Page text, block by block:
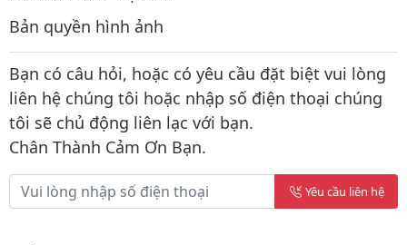
Bản quyền hình ảnh
Bạn có câu hỏi, hoặc có yêu cầu đặt biệt vui lòng
liên hệ chúng tôi hoặc nhập số điện thoại chúng
tôi sẽ chủ động liên lạc với bạn.
Chân Thành Cảm Ơn Bạn.
Yêu cầu liên hệ